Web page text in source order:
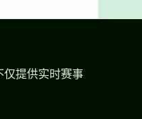
仅提供实时赛事